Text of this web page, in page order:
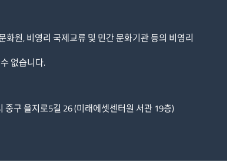
화원, 비영리 국제교류 및 민간 문화기관 등의 비영리
없습니다.
중구 을지로5길 26 (미래에셋센터원 서관 19층)